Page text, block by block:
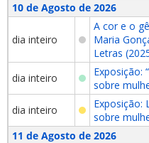
10 de Agosto de 2026
dia inteiro
A cor e o
Maria
Letras
dia inteiro
Exposição:
sobre
dia inteiro
Exposição:
sobre
11 de Agosto de 2026